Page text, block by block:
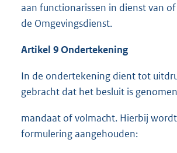
aan functionarissen in dienst van
de Omgevingsdienst.
Artikel 9 Ondertekening
In de ondertekening dient tot
gebracht dat het besluit is
mandaat of volmacht. Hierbij
formulering aangehouden: